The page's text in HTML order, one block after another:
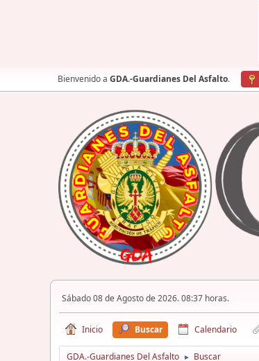
Bienvenido a GDA.-Guardianes Del Asfalto.
Sábado 08 de Agosto de 2026. 08:37 horas.
Inicio Buscar Calendario
GDA.-Guardianes Del Asfalto ► Buscar